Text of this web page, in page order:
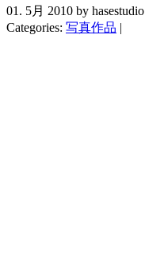
01. 5月 2010 by hasestudio
Categories: 写真作品 |